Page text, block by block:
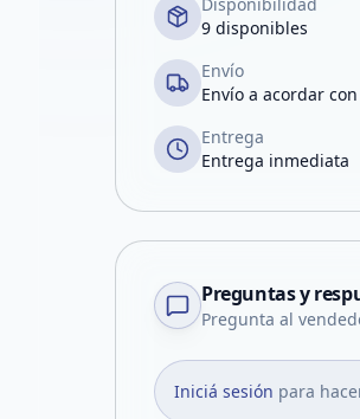
9 disponibles
Envío
Envío a acordar
Entrega
Entrega inmediata
Preguntas y
Pregunta al
Iniciá sesión para